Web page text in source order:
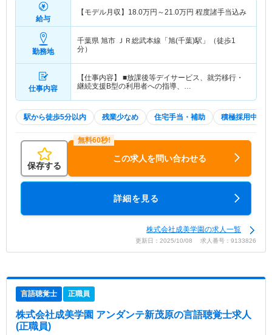
給与
【モデル月収】 18.0万円～21.0万円 程度諸手当込み
勤務地
千葉県 旭市 ＪＲ総武本線「旭(千葉)駅」（徒歩1
分）
仕事内容
【仕事内容】 ■放課後等デイサービス、就労移行・
継続支援B型の利用者への指導、…
駅から徒歩5分以内 残業少なめ 住宅手当・補助 積極採用中
保存する
この求人を問い合わせる
詳細を見る
株式会社成美学園の求人一覧
更新日：2025/10/08 求人番号：9133826
言語聴覚士 正職員
株式会社成美学園 アンダンテ新茂原の言語聴覚士求人
(正職員)